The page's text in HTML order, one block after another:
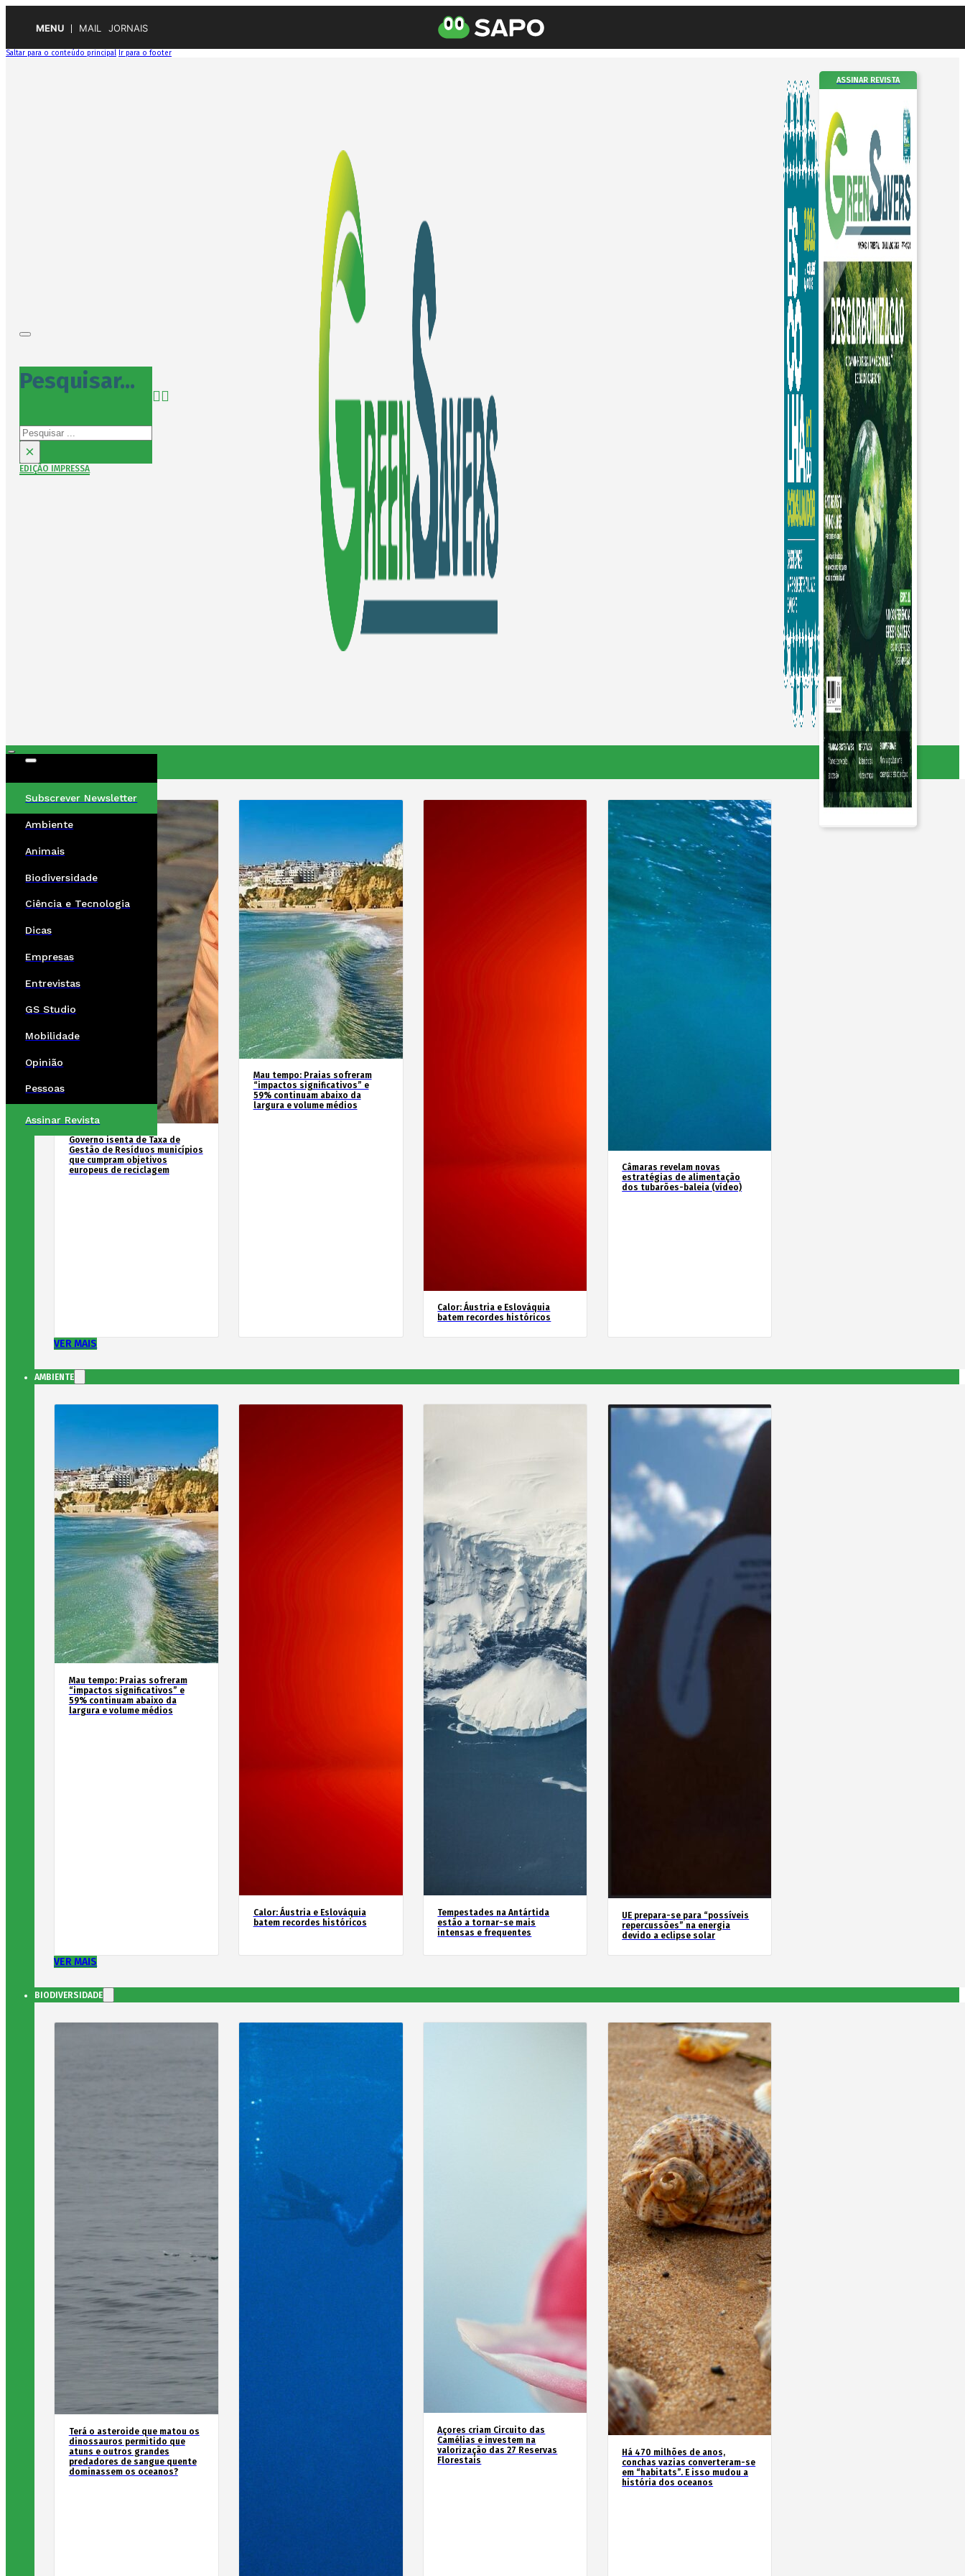
MENU MAIL JORNAIS
Saltar para o conteúdo principal Ir para o footer
Pesquisar...
Pesquisar
×
EDIÇÃO IMPRESSA
ASSINAR REVISTA
Subscrever Newsletter
Ambiente
Animais
Biodiversidade
Ciência e Tecnologia
Dicas
Empresas
Entrevistas
GS Studio
Mobilidade
Opinião
Pessoas
Assinar Revista
Governo isenta de Taxa de
Gestão de Resíduos municípios
que cumpram objetivos
europeus de reciclagem
Mau tempo: Praias sofreram
“impactos significativos” e
59% continuam abaixo da
largura e volume médios
Calor: Áustria e Eslováquia
batem recordes históricos
Câmaras revelam novas
estratégias de alimentação
dos tubarões-baleia (vídeo)
VER MAIS
AMBIENTE
Mau tempo: Praias sofreram
“impactos significativos” e
59% continuam abaixo da
largura e volume médios
Calor: Áustria e Eslováquia
batem recordes históricos
Tempestades na Antártida
estão a tornar-se mais
intensas e frequentes
UE prepara-se para “possíveis
repercussões” na energia
devido a eclipse solar
VER MAIS
BIODIVERSIDADE
Terá o asteroide que matou os
dinossauros permitido que
atuns e outros grandes
predadores de sangue quente
dominassem os oceanos?
Açores criam Circuito das
Camélias e investem na
valorização das 27 Reservas
Florestais
Há 470 milhões de anos,
conchas vazias converteram-se
em “habitats”. E isso mudou a
história dos oceanos